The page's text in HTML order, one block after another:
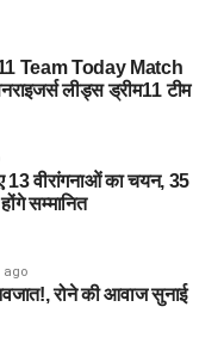
Team Today Match
लीड्स ड्रीम11 टीम
13 वीरांगनाओं का चयन, 35
सम्मानित
ago
रोने की आवाज सुनाई